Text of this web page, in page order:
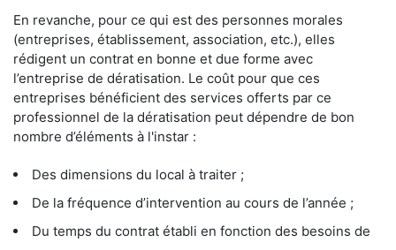
En revanche, pour ce qui est des personnes morales
(entreprises, établissement, association, etc.), elles
rédigent un contrat en bonne et due forme avec
l’entreprise de dératisation. Le coût pour que ces
entreprises bénéficient des services offerts par ce
professionnel de la dératisation peut dépendre de bon
nombre d’éléments à l'instar :
Des dimensions du local à traiter ;
De la fréquence d’intervention au cours de l’année ;
Du temps du contrat établi en fonction des besoins de